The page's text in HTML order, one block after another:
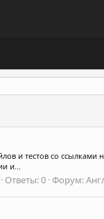
и тестов со
и...
Ответы: 0 Форум: